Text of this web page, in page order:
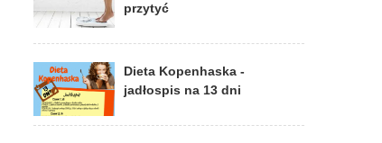
przytyć
Dieta Kopenhaska -
jadłospis na 13 dni